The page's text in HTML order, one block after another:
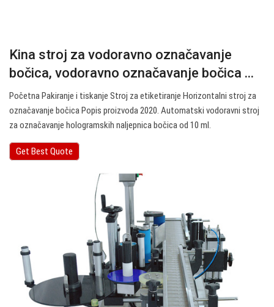
Kina stroj za vodoravno označavanje
bočica, vodoravno označavanje bočica ...
Početna Pakiranje i tiskanje Stroj za etiketiranje Horizontalni stroj za
označavanje bočica Popis proizvoda 2020. Automatski vodoravni stroj
za označavanje hologramskih naljepnica bočica od 10 ml.
Get Best Quote